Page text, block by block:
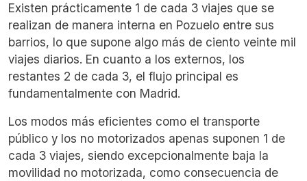
Existen prácticamente 1 de cada 3 viajes que se
realizan de manera interna en Pozuelo entre sus
barrios, lo que supone algo más de ciento veinte mil
viajes diarios. En cuanto a los externos, los
restantes 2 de cada 3, el flujo principal es
fundamentalmente con Madrid.
Los modos más eficientes como el transporte
público y los no motorizados apenas suponen 1 de
cada 3 viajes, siendo excepcionalmente baja la
movilidad no motorizada, como consecuencia de